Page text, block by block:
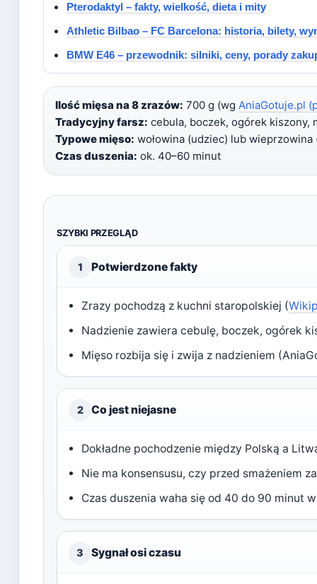
Pterodaktyl – fakty, wielkość, dieta i mity
Athletic Bilbao – FC Barcelona: historia, bilety,
BMW E46 – przewodnik: silniki, ceny, porady
Ilość mięsa na 8 zrazów: 700 g (wg AniaGotuje.pl
Tradycyjny farsz: cebula, boczek, ogórek kiszony,
Typowe mięso: wołowina (udziec) lub wieprzowina
Czas duszenia: ok. 40–60 minut
SZYBKI PRZEGLĄD
1 Potwierdzone fakty
Zrazy pochodzą z kuchni staropolskiej (
Nadzienie zawiera cebulę, boczek, ogórek
Mięso rozbija się i zwija z nadzieniem (
2 Co jest niejasne
Dokładne pochodzenie między Polską a
Nie ma konsensusu, czy przed smażeniem
Czas duszenia waha się od 40 do 90 minut
3 Sygnał osi czasu